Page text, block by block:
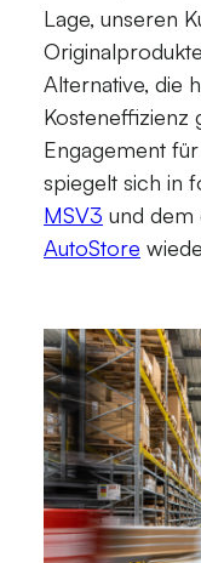
Lage, unseren
Alternative, die
Kosteneffizienz
Engagement
spiegelt sich in
MSV3 und dem
AutoStore